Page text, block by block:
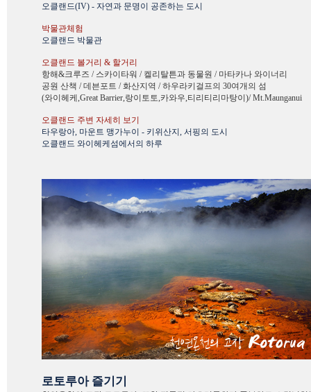
오클랜드(IV) - 자연과 문명이 공존하는 도시
박물관체험
오클랜드 박물관
오클랜드 볼거리 & 할거리
항해&크루즈 / 스카이타워 / 켈리탈튼과 동물원 / 마타카나 와이너리
공원 산책 / 데븐포트 / 화산지역 / 하우라키걸프의 30여개의 섬
(와이헤케,Great Barrier,랑이토토,카와우,티리티리마탕이)/ Mt.Maunganui
오클랜드 주변 자세히 보기
타우랑아, 마운트 맹가누이 - 키위산지, 서핑의 도시
오클랜드 와이헤케섬에서의 하루
로토루아 즐기기